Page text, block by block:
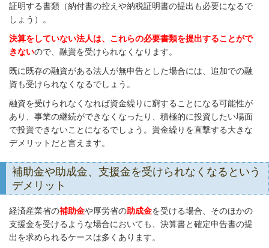
証明する書類（納付書の控えや納税証明書の提出も必要になるで
しょう）。
決算をしていない法人は、これらの必要書類を提出することがで
きないので、融資を受けられなくなります。
既に既存の融資がある法人が無申告とした場合には、追加での融
資も受けられなくなるでしょう。
融資を受けられなくなれば資金繰りに窮することになる可能性が
あり、事業の継続ができなくなったり、積極的に投資したい場面
で投資できないことになるでしょう。資金繰りを直撃する大きな
デメリットだと言えます。
補助金や助成金、支援金を受けられなくなるという
デメリット
経済産業省の補助金や厚労省の助成金を受ける場合、そのほかの
支援金を受けるような場合においても、決算書と確定申告書の提
出を求められるケースは多くあります。